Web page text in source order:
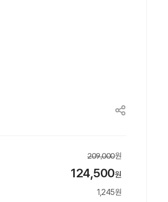
209,000원
124,500원
1,245원